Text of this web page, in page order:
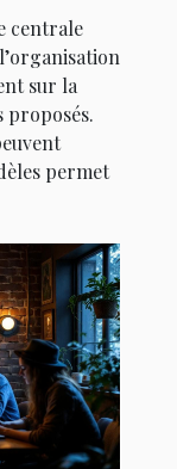
centrale
sur la
proposés.
permet